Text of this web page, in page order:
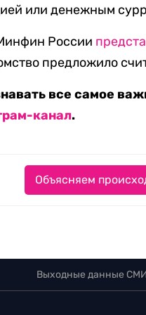
или денежным
России
предложило
все самое
канал.
Объясняем
Выходные данные СМИ